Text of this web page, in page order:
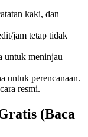
kaki, dan
jam tetap tidak
untuk meninjau
untuk perencanaan.
resmi.
(Baca